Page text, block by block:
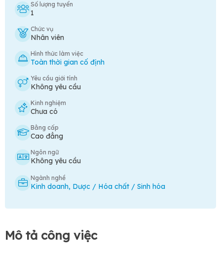
Số lượng tuyển
1
Chức vụ
Nhân viên
Hình thức làm việc
Toàn thời gian cố định
Yêu cầu giới tính
Không yêu cầu
Kinh nghiệm
Chưa có
Bằng cấp
Cao đẳng
Ngôn ngữ
Không yêu cầu
Ngành nghề
Kinh doanh, Dược / Hóa chất / Sinh hóa
Mô tả công việc